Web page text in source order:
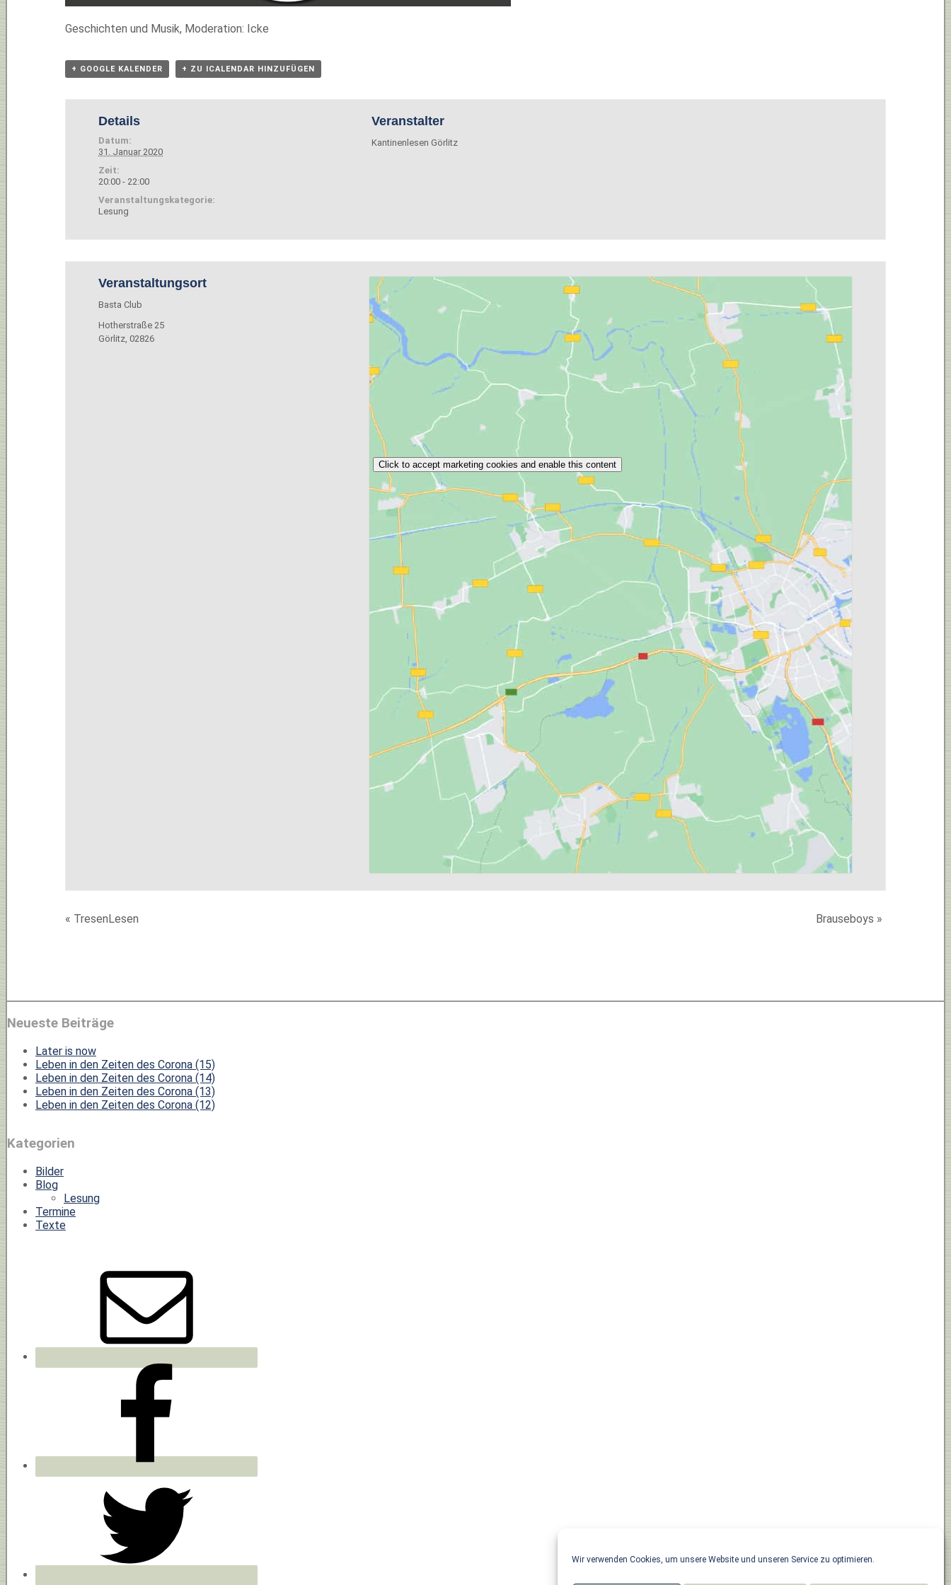
Wir verwenden Cookies, um unsere Website und unseren Service zu optimieren.
Geschichten und Musik, Moderation: Icke
+ GOOGLE KALENDER + ZU ICALENDAR HINZUFÜGEN
Details
Datum:
31. Januar 2020
Zeit:
20:00 - 22:00
Veranstaltungskategorie:
Lesung
Veranstalter
Kantinenlesen Görlitz
Veranstaltungsort
Basta Club
Hotherstraße 25
Görlitz 02826
Click to accept marketing cookies and enable this content
« TresenLesen Brauseboys »
Neueste Beiträge
Later is now
Leben in den Zeiten des Corona (15)
Leben in den Zeiten des Corona (14)
Leben in den Zeiten des Corona (13)
Leben in den Zeiten des Corona (12)
Kategorien
Bilder
Blog
Lesung
Termine
Texte